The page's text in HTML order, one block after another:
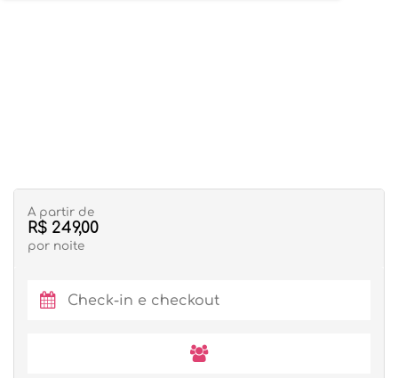
A partir de
R$ 249,00
por noite